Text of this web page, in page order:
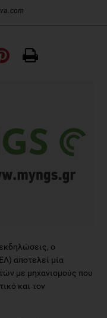
ο
αποτελεί μία
με μηχανισμούς που
και τον